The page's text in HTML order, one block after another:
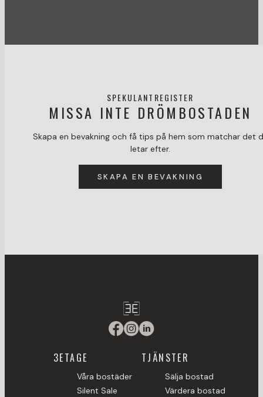
SPEKULANTREGISTER
MISSA INTE DRÖMBOSTADEN
Skapa en bevakning och få tips på hem som matchar det
letar efter.
SKAPA EN BEVAKNING
3ETAGE
Våra bostäder
Silent Sale
TJÄNSTER
Sälja bostad
Värdera bostad